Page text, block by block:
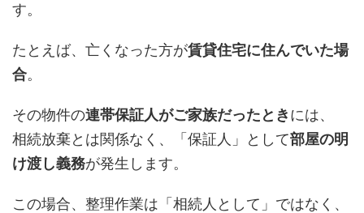
す。
たとえば、亡くなった方が賃貸住宅に住んでいた場
合。
その物件の連帯保証人がご家族だったときには、
相続放棄とは関係なく、「保証人」として部屋の明
け渡し義務が発生します。
この場合、整理作業は「相続人として」ではなく、